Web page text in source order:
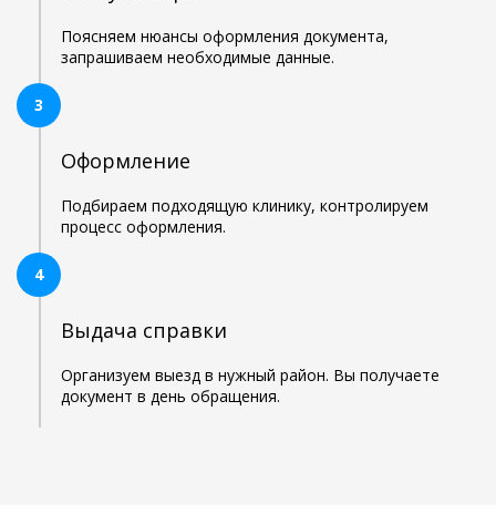
Поясняем нюансы оформления документа,
запрашиваем необходимые данные.
3
Оформление
Подбираем подходящую клинику, контролируем
процесс оформления.
4
Выдача справки
Организуем выезд в нужный район. Вы получаете
документ в день обращения.